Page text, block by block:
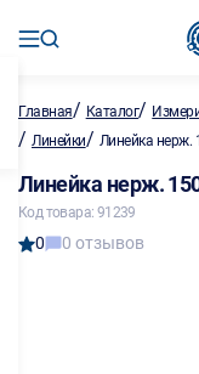
Главная/ Каталог/
/ Линейки/ Линейка нерж.
Линейка нерж.
Код товара: 91239
0 0 отзывов